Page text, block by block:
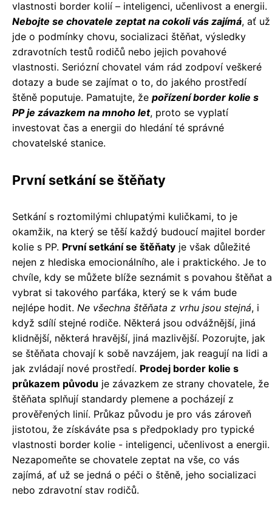
vlastnosti border kolií – inteligenci, učenlivost a energii.
Nebojte se chovatele zeptat na cokoli vás zajímá, ať už
jde o podmínky chovu, socializaci štěňat, výsledky
zdravotních testů rodičů nebo jejich povahové
vlastnosti. Seriózní chovatel vám rád zodpoví veškeré
dotazy a bude se zajímat o to, do jakého prostředí
štěně poputuje. Pamatujte, že pořízení border kolie s
PP je závazkem na mnoho let, proto se vyplatí
investovat čas a energii do hledání té správné
chovatelské stanice.
První setkání se štěňaty
Setkání s roztomilými chlupatými kuličkami, to je
okamžik, na který se těší každý budoucí majitel border
kolie s PP. První setkání se štěňaty je však důležité
nejen z hlediska emocionálního, ale i praktického. Je to
chvíle, kdy se můžete blíže seznámit s povahou štěňat a
vybrat si takového parťáka, který se k vám bude
nejlépe hodit. Ne všechna štěňata z vrhu jsou stejná, i
když sdílí stejné rodiče. Některá jsou odvážnější, jiná
klidnější, některá hravější, jiná mazlivější. Pozorujte, jak
se štěňata chovají k sobě navzájem, jak reagují na lidi a
jak zvládají nové prostředí. Prodej border kolie s
průkazem původu je závazkem ze strany chovatele, že
štěňata splňují standardy plemene a pocházejí z
prověřených linií. Průkaz původu je pro vás zároveň
jistotou, že získáváte psa s předpoklady pro typické
vlastnosti border kolie - inteligenci, učenlivost a energii.
Nezapomeňte se chovatele zeptat na vše, co vás
zajímá, ať už se jedná o péči o štěně, jeho socializaci
nebo zdravotní stav rodičů.